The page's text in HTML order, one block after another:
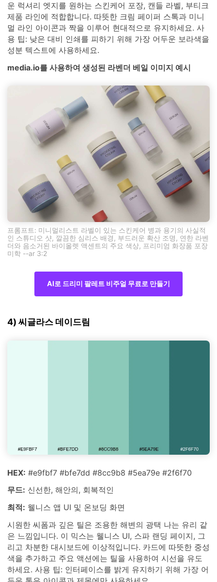
운 럭셔리 엣지를 원하는 스킨케어 포장, 캔들 라벨, 부티크
제품 라인에 적합합니다. 따뜻한 크림 페이퍼 스톡과 미니
멀 라인 아이콘과 짝을 이루어 현대적으로 유지하세요. 사
용 팁: 낮은 대비 인쇄를 피하기 위해 가장 어두운 보라색을
성분 텍스트에 사용하세요.
media.io를 사용하여 생성된 라벤더 베일 이미지 예시
프롬프트: 미니멀리스트 라벨이 있는 스킨케어 병과 용기의 사실적
인 스튜디오 샷, 깔끔한 심리스 배경, 부드러운 확산 조명, 연한 라벤
더와 음소거된 바이올렛 액센트의 주요 색상, 프리미엄 화장품 포장
미학 --ar 3:2
AI로 드리미 팔레트 비주얼 무료로 만들기
4) 씨글라스 데이드림
HEX: #e9fbf7 #bfe7dd #8cc9b8 #5ea79e #2f6f70
무드: 신선한, 해안의, 회복적인
최적: 웰니스 앱 UI 및 온보딩 화면
시원한 씨폼과 깊은 틸은 조용한 해변의 광택 나는 유리 같
은 느낌입니다. 이 믹스는 웰니스 UI, 스파 랜딩 페이지, 그
리고 차분한 대시보드에 이상적입니다. 카드에 따뜻한 중성
색을 추가하고 주요 액션에는 틸을 사용하여 시선을 유도
하세요. 사용 팁: 인터페이스를 밝게 유지하기 위해 가장 어